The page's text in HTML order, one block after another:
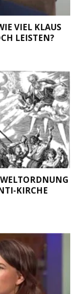
VIEL KLAUS
LEISTEN?
KIRCHE